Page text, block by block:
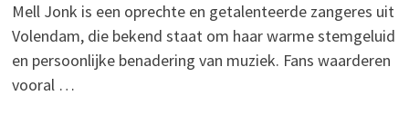
Mell Jonk is een oprechte en getalenteerde zangeres uit
Volendam, die bekend staat om haar warme stemgeluid
en persoonlijke benadering van muziek. Fans waarderen
vooral …